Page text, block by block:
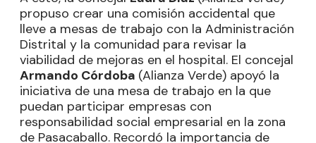
propuso crear una comisión accidental que
lleve a mesas de trabajo con la Administración
Distrital y la comunidad para revisar la
viabilidad de mejoras en el hospital. El concejal
Armando Córdoba (Alianza Verde) apoyó la
iniciativa de una mesa de trabajo en la que
puedan participar empresas con
responsabilidad social empresarial en la zona
de Pasacaballo. Recordó la importancia de